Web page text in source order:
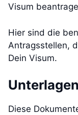
Visum
Hier sind die
Antragsstellen,
Dein Visum.
Unterlagen
Diese